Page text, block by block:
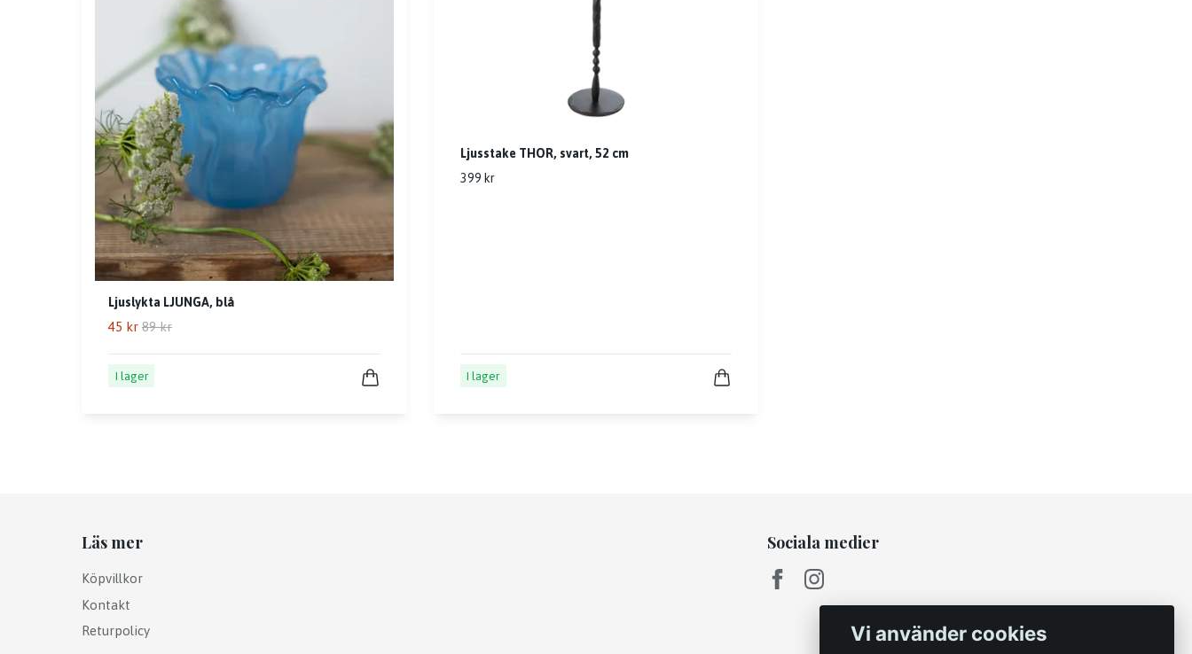
Ljuslykta LJUNGA, blå
45 kr 89 kr
I lager
Ljusstake THOR, svart, 52 cm
399 kr
I lager
Läs mer
Köpvillkor
Kontakt
Returpolicy
Sociala medier
Vi använder cookies